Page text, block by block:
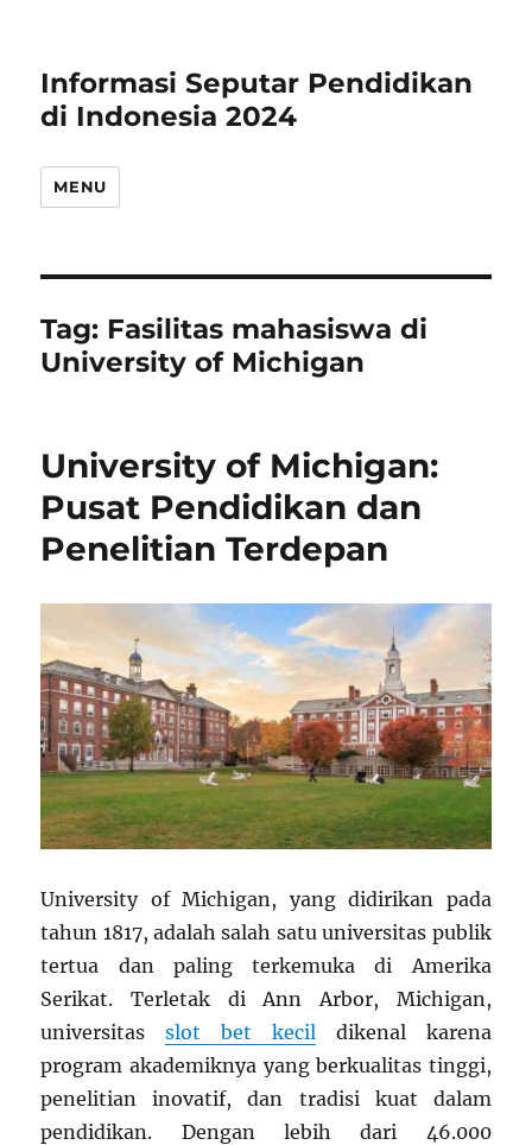
Informasi Seputar Pendidikan
di Indonesia 2024
MENU
Tag: Fasilitas mahasiswa di
University of Michigan
University of Michigan:
Pusat Pendidikan dan
Penelitian Terdepan
University of Michigan, yang didirikan pada
tahun 1817, adalah salah satu universitas publik
tertua dan paling terkemuka di Amerika
Serikat. Terletak di Ann Arbor, Michigan,
universitasslot bet kecil dikenal karena
program akademiknya yang berkualitas tinggi,
penelitian inovatif, dan tradisi kuat dalam
pendidikan. Dengan lebih dari 46.000